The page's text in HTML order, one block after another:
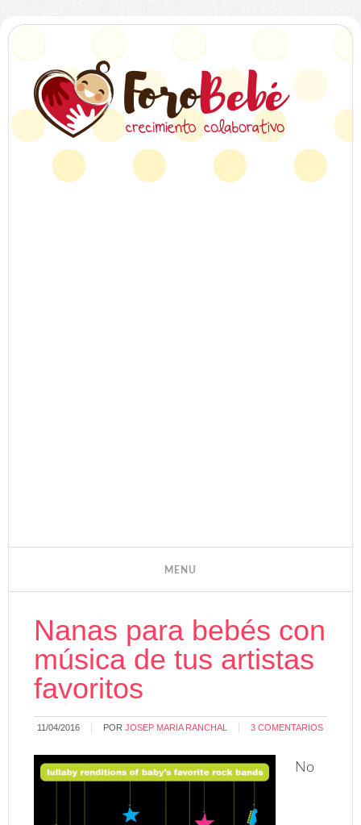
Nanas para bebés con
música de tus artistas
favoritos
11/04/2016 PORJOSEP MARIA RANCHAL 3 COMENTARIOS
No